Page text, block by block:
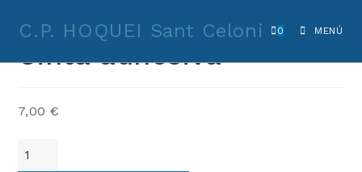
C.P. HOQUEI Sant Celoni 0 MENÚ
Cinta adhesiva
7,00€